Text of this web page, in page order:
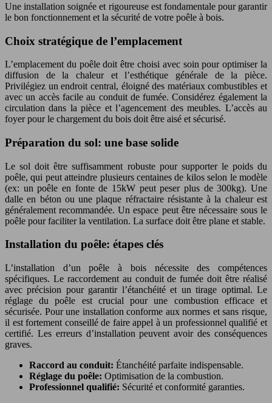
Une installation soignée et rigoureuse est fondamentale pour garantir
le bon fonctionnement et la sécurité de votre poêle à bois.
Choix stratégique de l’emplacement
L’emplacement du poêle doit être choisi avec soin pour optimiser la
diffusion de la chaleur et l’esthétique générale de la pièce.
Privilégiez un endroit central, éloigné des matériaux combustibles et
avec un accès facile au conduit de fumée. Considérez également la
circulation dans la pièce et l’agencement des meubles. L’accès au
foyer pour le chargement du bois doit être aisé et sécurisé.
Préparation du sol: une base solide
Le sol doit être suffisamment robuste pour supporter le poids du
poêle, qui peut atteindre plusieurs centaines de kilos selon le modèle
(ex: un poêle en fonte de 15kW peut peser plus de 300kg). Une
dalle en béton ou une plaque réfractaire résistante à la chaleur est
généralement recommandée. Un espace peut être nécessaire sous le
poêle pour faciliter la ventilation. La surface doit être plane et stable.
Installation du poêle: étapes clés
L’installation d’un poêle à bois nécessite des compétences
spécifiques. Le raccordement au conduit de fumée doit être réalisé
avec précision pour garantir l’étanchéité et un tirage optimal. Le
réglage du poêle est crucial pour une combustion efficace et
sécurisée. Pour une installation conforme aux normes et sans risque,
il est fortement conseillé de faire appel à un professionnel qualifié et
certifié. Les erreurs d’installation peuvent avoir des conséquences
graves.
Raccord au conduit: Étanchéité parfaite indispensable.
Réglage du poêle: Optimisation de la combustion.
Professionnel qualifié: Sécurité et conformité garanties.